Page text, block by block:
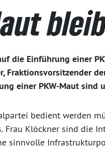
die Einführung einer
Fraktionsvorsitzender
einer PKW-Maut sind
bedient werden
Frau Klöckner sind die
sinnvolle